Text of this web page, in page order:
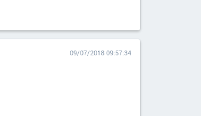
09/07/2018 09:57:34